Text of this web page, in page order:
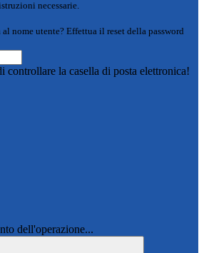
necessarie.
nome utente? Effettua il reset della password
controllare la casella di posta elettronica!
dell'operazione...